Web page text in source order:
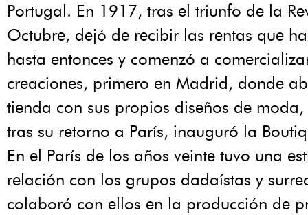
Portugal. En 1917, tras el triunfo de la
Octubre, dejó de recibir las rentas que
hasta entonces y comenzó a
creaciones, primero en Madrid, donde
tienda con sus propios diseños de
tras su retorno a París, inauguró la
En el París de los años veinte tuvo una
relación con los grupos dadaístas y
colaboró con ellos en la producción de